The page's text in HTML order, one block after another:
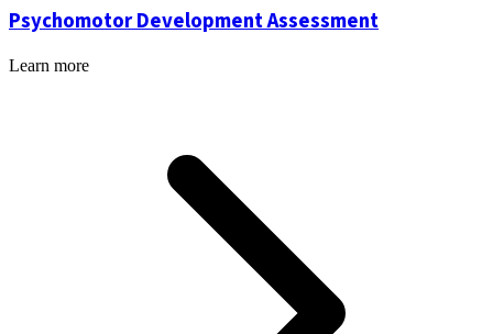
Psychomotor Development Assessment
Learn more